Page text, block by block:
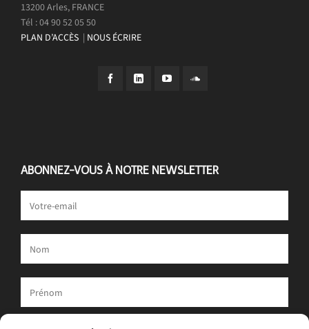
13200 Arles, FRANCE
Tél : 04 90 52 05 50
PLAN D’ACCÈS | NOUS ÉCRIRE
ABONNEZ-VOUS À NOTRE NEWSLETTER